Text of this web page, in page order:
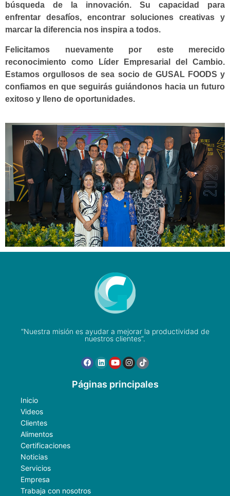
búsqueda de la innovación. Su capacidad para
enfrentar desafíos, encontrar soluciones creativas y
marcar la diferencia nos inspira a todos.
Felicitamos nuevamente por este merecido
reconocimiento como Líder Empresarial del Cambio.
Estamos orgullosos de sea socio de GUSAL FOODS y
confiamos en que seguirás guiándonos hacia un futuro
exitoso y lleno de oportunidades.
“Nuestra misión es ayudar a mejorar la productividad de
nuestros clientes”.
Páginas principales
Inicio
Videos
Clientes
Alimentos
Certificaciones
Noticias
Servicios
Empresa
Trabaja con nosotros